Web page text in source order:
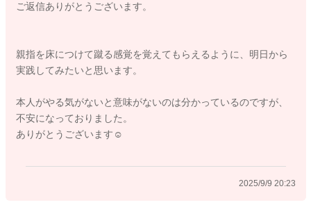
娘さんがうつ伏せになっている時に足を軽く曲げて、足の親指
けとなることもあるかもしれません。
またぴよさんの方で、娘さんの目の前でハイハイをして見せて
思うようになるかもしれません。
そうしていただきつつ、もう少し気長に待っていただくのもい
ご返信ありがとうございます。
親指を床につけて蹴る感覚を覚えてもらえるように、明日から
実践してみたいと思います。
本人がやる気がないと意味がないのは分かっているのですが、
不安になっておりました。
ありがとうございます☺️
2025/9/9 20:23